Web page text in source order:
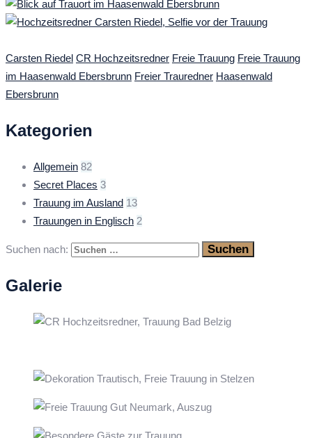
Carsten Riedel CR Hochzeitsredner Freie Trauung Freie Trauung
im Haasenwald Ebersbrunn Freier Trauredner Haasenwald
Ebersbrunn
Kategorien
Allgemein 82
Secret Places 3
Trauung im Ausland 13
Trauungen in Englisch 2
Suchen nach:
Galerie